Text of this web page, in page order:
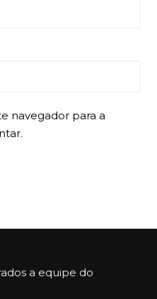
navegador para a
a equipe do